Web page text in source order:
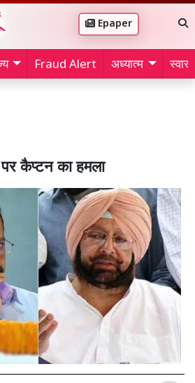
Epaper
Fraud Alert अध्यात्म
कैप्टन का हमला